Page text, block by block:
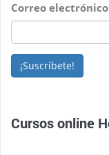
Correo electrónico
¡Suscríbete!
Cursos online